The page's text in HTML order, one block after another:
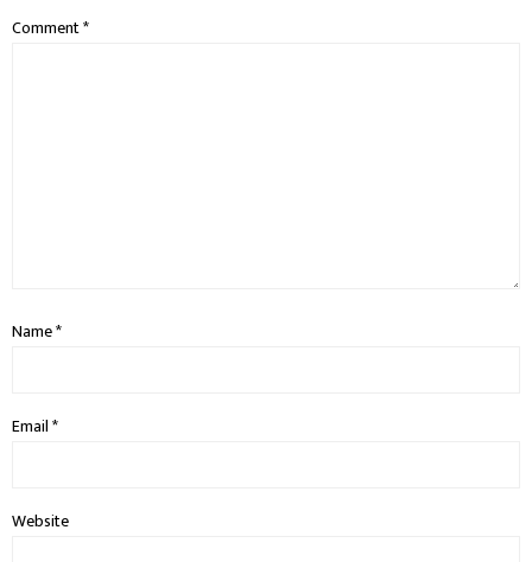
Comment*
Name*
Email*
Website